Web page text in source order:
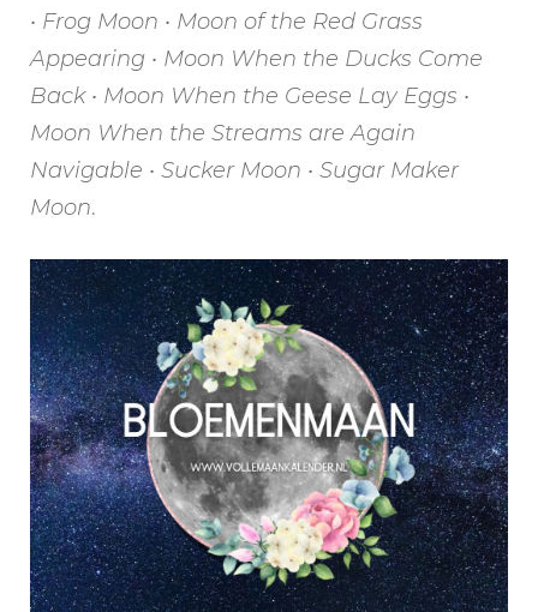
• Frog Moon • Moon of the Red Grass
Appearing • Moon When the Ducks Come
Back • Moon When the Geese Lay Eggs •
Moon When the Streams are Again
Navigable • Sucker Moon • Sugar Maker
Moon.